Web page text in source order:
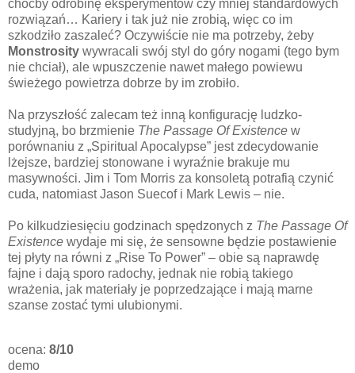
choćby odrobinę eksperymentów czy mniej standardowych
rozwiązań… Kariery i tak już nie zrobią, więc co im
szkodziło zaszaleć? Oczywiście nie ma potrzeby, żeby
Monstrosity wywracali swój styl do góry nogami (tego bym
nie chciał), ale wpuszczenie nawet małego powiewu
świeżego powietrza dobrze by im zrobiło.
Na przyszłość zalecam też inną konfigurację ludzko-
studyjną, bo brzmienie The Passage Of Existence w
porównaniu z „Spiritual Apocalypse” jest zdecydowanie
lżejsze, bardziej stonowane i wyraźnie brakuje mu
masywności. Jim i Tom Morris za konsoletą potrafią czynić
cuda, natomiast Jason Suecof i Mark Lewis – nie.
Po kilkudziesięciu godzinach spędzonych z The Passage Of
Existence wydaje mi się, że sensowne będzie postawienie
tej płyty na równi z „Rise To Power” – obie są naprawdę
fajne i dają sporo radochy, jednak nie robią takiego
wrażenia, jak materiały je poprzedzające i mają marne
szanse zostać tymi ulubionymi.
ocena: 8/10
demo